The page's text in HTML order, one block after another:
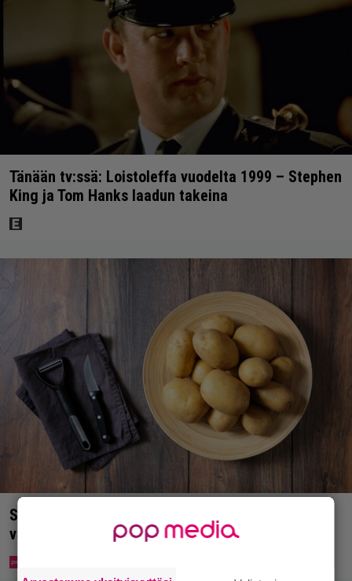
Tänään tv:ssä: Loistoleffa vuodelta 1999 – Stephen
King ja Tom Hanks laadun takeina
Syötkö perunoita näin? Tutkijat löysivät yhteyden
vakavaan kansansairauteen